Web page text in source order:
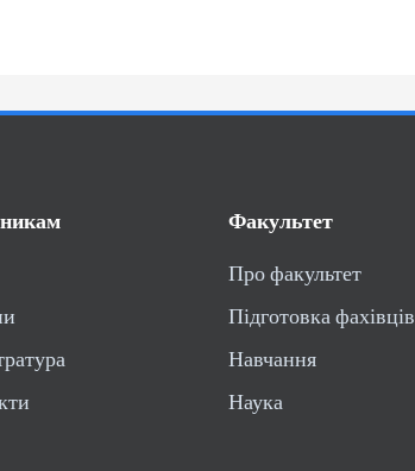
Факультет
Про факультет
Підготовка фахівців
Навчання
Наука